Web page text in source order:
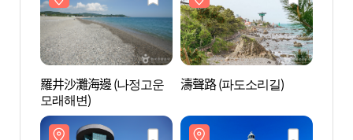
羅井沙灘海邊 (나정고운
모래해변)
濤聲路 (파도소리길)